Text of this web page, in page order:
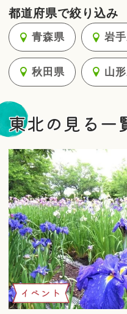
都道府県で絞り込み
青森県 岩
秋田県 山
東北の見る一
イベント